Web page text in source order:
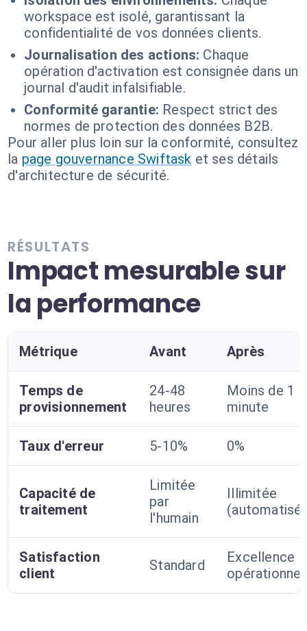
workspace est isolé, garantissant la
confidentialité de vos données clients.
Journalisation des actions: Chaque
opération d'activation est consignée dans un
journal d'audit infalsifiable.
Conformité garantie: Respect strict des
normes de protection des données B2B.
Pour aller plus loin sur la conformité, consultez
la page gouvernance Swiftask et ses détails
d'architecture de sécurité.
RÉSULTATS
Impact mesurable sur
la performance
Métrique Avant Après
Temps de
provisionnement
24-48
heures
Moins de 1
minute
Taux d'erreur 5-10% 0%
Capacité de
traitement
Limitée
par
l'humain
Illimitée
Satisfaction
client
Standard
Excellence